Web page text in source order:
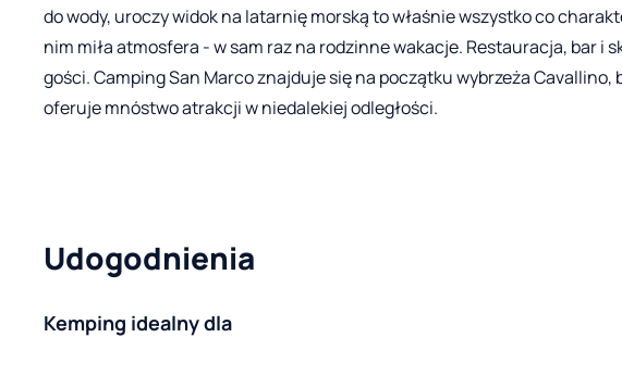
do wody, uroczy widok na latarnię morską to właśnie wszystko co
nim miła atmosfera - w sam raz na rodzinne wakacje. Restauracja, bar i
gości. Camping San Marco znajduje się na początku wybrzeża
oferuje mnóstwo atrakcji w niedalekiej odległości.
Udogodnienia
Kemping idealny dla